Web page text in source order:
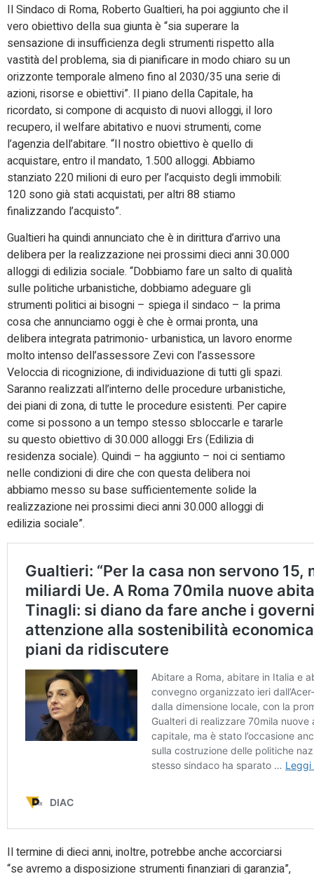
Il Sindaco di Roma, Roberto Gualtieri, ha poi aggiunto che il
vero obiettivo della sua giunta è “sia superare la
sensazione di insufficienza degli strumenti rispetto alla
vastità del problema, sia di pianificare in modo chiaro su un
orizzonte temporale almeno fino al 2030/35 una serie di
azioni, risorse e obiettivi”. Il piano della Capitale, ha
ricordato, si compone di acquisto di nuovi alloggi, il loro
recupero, il welfare abitativo e nuovi strumenti, come
l’agenzia dell’abitare. “Il nostro obiettivo è quello di
acquistare, entro il mandato, 1.500 alloggi. Abbiamo
stanziato 220 milioni di euro per l’acquisto degli immobili:
120 sono già stati acquistati, per altri 88 stiamo
finalizzando l’acquisto”.
Gualtieri ha quindi annunciato che è in dirittura d’arrivo una
delibera per la realizzazione nei prossimi dieci anni 30.000
alloggi di edilizia sociale. “Dobbiamo fare un salto di qualità
sulle politiche urbanistiche, dobbiamo adeguare gli
strumenti politici ai bisogni – spiega il sindaco – la prima
cosa che annunciamo oggi è che è ormai pronta, una
delibera integrata patrimonio- urbanistica, un lavoro enorme
molto intenso dell’assessore Zevi con l’assessore
Veloccia di ricognizione, di individuazione di tutti gli spazi.
Saranno realizzati all’interno delle procedure urbanistiche,
dei piani di zona, di tutte le procedure esistenti. Per capire
come si possono a un tempo stesso sbloccarle e tararle
su questo obiettivo di 30.000 alloggi Ers (Edilizia di
residenza sociale). Quindi – ha aggiunto – noi ci sentiamo
nelle condizioni di dire che con questa delibera noi
abbiamo messo su base sufficientemente solide la
realizzazione nei prossimi dieci anni 30.000 alloggi di
edilizia sociale”.
Il termine di dieci anni, inoltre, potrebbe anche accorciarsi
“se avremo a disposizione strumenti finanziari di garanzia”,